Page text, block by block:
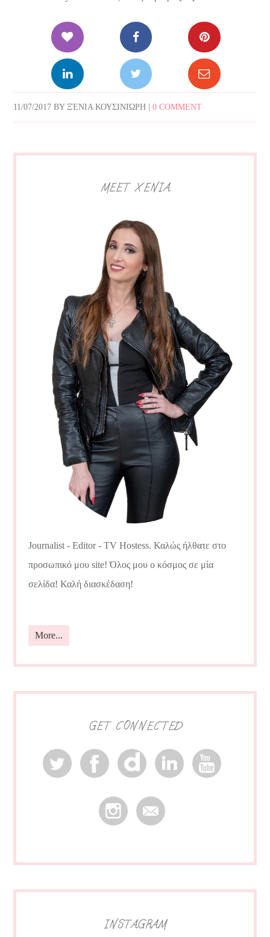
11/07/2017 BYΞΈΝΙΑ ΚΟΥΣΙΝΙΏΡΗ |0 COMMENT
MEET XENIA
Journalist - Editor - TV Hostess. Καλώς ήλθατε στο
προσωπικό μου site! Όλος μου ο κόσμος σε μία
σελίδα! Καλή διασκέδαση!
More...
GET CONNECTED
INSTAGRAM